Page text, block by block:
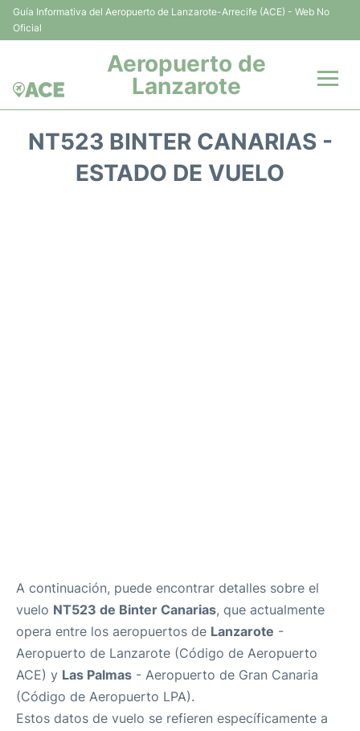
Guía Informativa del Aeropuerto de Lanzarote-Arrecife (ACE) - Web No
Oficial
Aeropuerto de
Lanzarote
NT523 BINTER CANARIAS -
ESTADO DE VUELO
A continuación, puede encontrar detalles sobre el
vuelo NT523 de Binter Canarias, que actualmente
opera entre los aeropuertos de Lanzarote -
Aeropuerto de Lanzarote (Código de Aeropuerto
ACE) y Las Palmas - Aeropuerto de Gran Canaria
(Código de Aeropuerto LPA).
Estos datos de vuelo se refieren específicamente a